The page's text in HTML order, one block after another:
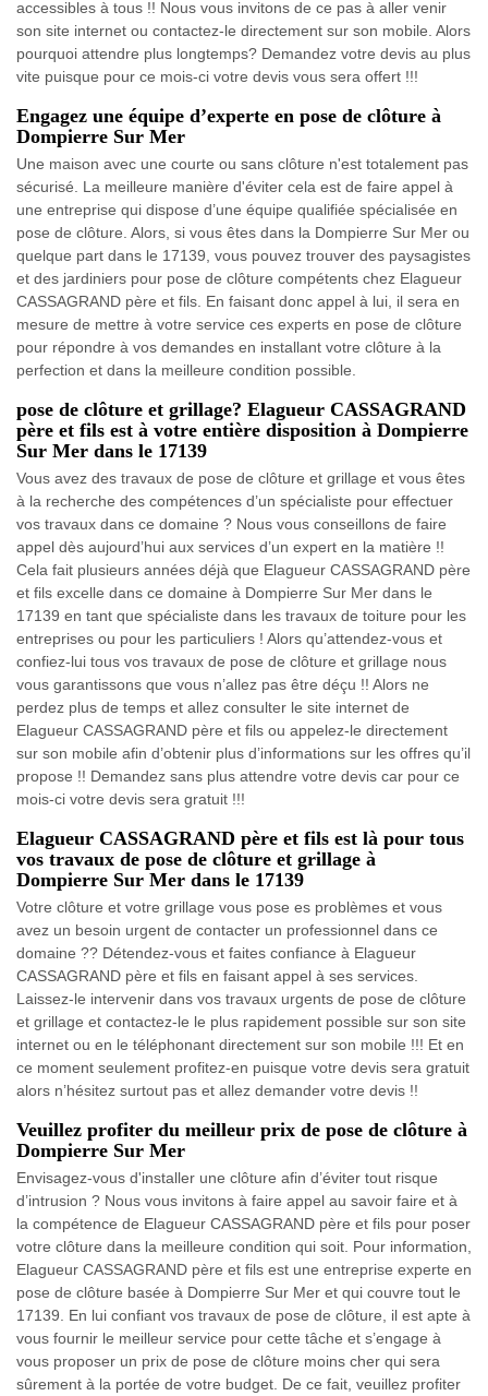
accessibles à tous !! Nous vous invitons de ce pas à aller venir
son site internet ou contactez-le directement sur son mobile. Alors
pourquoi attendre plus longtemps? Demandez votre devis au plus
vite puisque pour ce mois-ci votre devis vous sera offert !!!
Engagez une équipe d’experte en pose de clôture à
Dompierre Sur Mer
Une maison avec une courte ou sans clôture n'est totalement pas
sécurisé. La meilleure manière d'éviter cela est de faire appel à
une entreprise qui dispose d’une équipe qualifiée spécialisée en
pose de clôture. Alors, si vous êtes dans la Dompierre Sur Mer ou
quelque part dans le 17139, vous pouvez trouver des paysagistes
et des jardiniers pour pose de clôture compétents chez Elagueur
CASSAGRAND père et fils. En faisant donc appel à lui, il sera en
mesure de mettre à votre service ces experts en pose de clôture
pour répondre à vos demandes en installant votre clôture à la
perfection et dans la meilleure condition possible.
pose de clôture et grillage? Elagueur CASSAGRAND
père et fils est à votre entière disposition à Dompierre
Sur Mer dans le 17139
Vous avez des travaux de pose de clôture et grillage et vous êtes
à la recherche des compétences d’un spécialiste pour effectuer
vos travaux dans ce domaine ? Nous vous conseillons de faire
appel dès aujourd’hui aux services d’un expert en la matière !!
Cela fait plusieurs années déjà que Elagueur CASSAGRAND père
et fils excelle dans ce domaine à Dompierre Sur Mer dans le
17139 en tant que spécialiste dans les travaux de toiture pour les
entreprises ou pour les particuliers ! Alors qu’attendez-vous et
confiez-lui tous vos travaux de pose de clôture et grillage nous
vous garantissons que vous n’allez pas être déçu !! Alors ne
perdez plus de temps et allez consulter le site internet de
Elagueur CASSAGRAND père et fils ou appelez-le directement
sur son mobile afin d’obtenir plus d’informations sur les offres qu’il
propose !! Demandez sans plus attendre votre devis car pour ce
mois-ci votre devis sera gratuit !!!
Elagueur CASSAGRAND père et fils est là pour tous
vos travaux de pose de clôture et grillage à
Dompierre Sur Mer dans le 17139
Votre clôture et votre grillage vous pose es problèmes et vous
avez un besoin urgent de contacter un professionnel dans ce
domaine ?? Détendez-vous et faites confiance à Elagueur
CASSAGRAND père et fils en faisant appel à ses services.
Laissez-le intervenir dans vos travaux urgents de pose de clôture
et grillage et contactez-le le plus rapidement possible sur son site
internet ou en le téléphonant directement sur son mobile !!! Et en
ce moment seulement profitez-en puisque votre devis sera gratuit
alors n’hésitez surtout pas et allez demander votre devis !!
Veuillez profiter du meilleur prix de pose de clôture à
Dompierre Sur Mer
Envisagez-vous d'installer une clôture afin d’éviter tout risque
d’intrusion ? Nous vous invitons à faire appel au savoir faire et à
la compétence de Elagueur CASSAGRAND père et fils pour poser
votre clôture dans la meilleure condition qui soit. Pour information,
Elagueur CASSAGRAND père et fils est une entreprise experte en
pose de clôture basée à Dompierre Sur Mer et qui couvre tout le
17139. En lui confiant vos travaux de pose de clôture, il est apte à
vous fournir le meilleur service pour cette tâche et s’engage à
vous proposer un prix de pose de clôture moins cher qui sera
sûrement à la portée de votre budget. De ce fait, veuillez profiter